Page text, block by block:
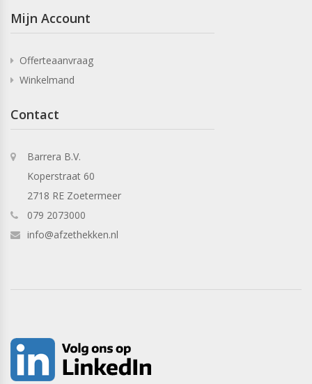
Mijn Account
Offerteaanvraag
Winkelmand
Contact
Barrera B.V.
Koperstraat 60
2718 RE Zoetermeer
079 2073000
info@afzethekken.nl